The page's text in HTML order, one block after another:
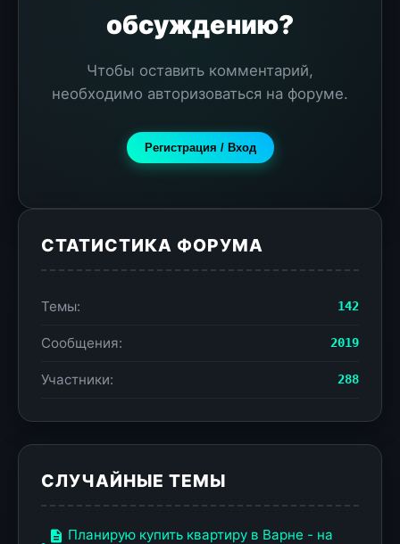
обсуждению?
Чтобы оставить комментарий,
необходимо авторизоваться на форуме.
Регистрация / Вход
СТАТИСТИКА ФОРУМА
Темы: 142
Сообщения: 2019
Участники: 288
СЛУЧАЙНЫЕ ТЕМЫ
Планирую купить квартиру в Варне - на